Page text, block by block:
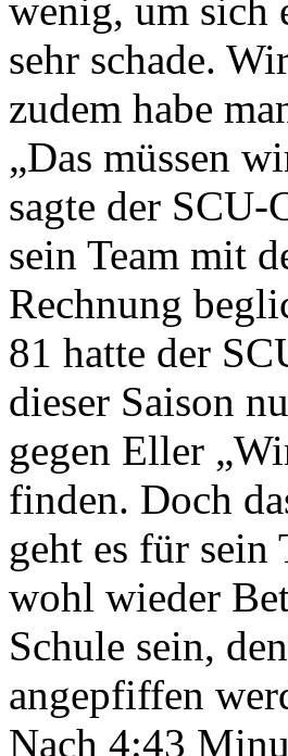
wenig, um sich
sehr schade.
zudem habe
„Das müssen
sagte der SCU-
sein Team mit
Rechnung
81 hatte der
dieser Saison
gegen Eller
finden. Doch
geht es für sein
wohl wieder
Schule sein,
angepfiffen
Nach 4:43